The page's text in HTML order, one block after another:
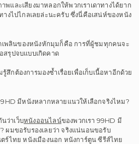
และเสียงมาหลอกให้พวกเราเดาทางได้ยาก
างไปไกลเลยล่ะนะครับ ซึ่งนี่คือเสน่ห์ของหนัง
เพลินของหนังหักมุมก็คือ การที่ผู้ชมทุกคนจะ
สรุปจบแบบเกิดคาด
สึกต้องการมองซ้ำเรื่อยเพื่อเก็บเนื้อหาอีกด้วย
มีหนังหลากหลายแนวให้เลือกจริงไหม?
ว่าเว็บหนังออนไลน์ของพวกเรา 99HD มี
ผมขอรับรองเลยว่า จริงแน่นอนขอรับ
ร์ไทย หนังเมืองนอก หนังการ์ตูน ซีรีส์ไทย